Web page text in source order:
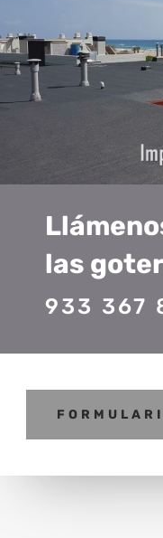
las
933 367